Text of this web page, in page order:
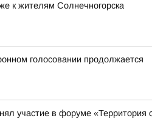
к жителям Солнечногорска
голосовании продолжается
участие в форуме «Территория